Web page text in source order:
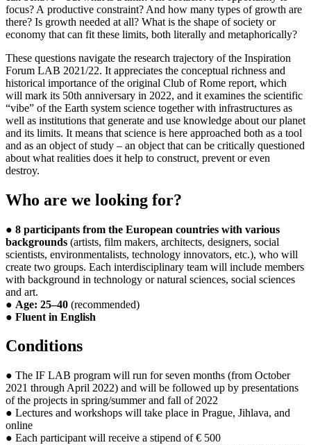
focus? A productive constraint? And how many types of growth are
there? Is growth needed at all? What is the shape of society or
economy that can fit these limits, both literally and metaphorically?
These questions navigate the research trajectory of the Inspiration
Forum LAB 2021/22. It appreciates the conceptual richness and
historical importance of the original Club of Rome report, which
will mark its 50th anniversary in 2022, and it examines the scientific
“vibe” of the Earth system science together with infrastructures as
well as institutions that generate and use knowledge about our planet
and its limits. It means that science is here approached both as a tool
and as an object of study – an object that can be critically questioned
about what realities does it help to construct, prevent or even
destroy.
Who are we looking for?
● 8 participants from the European countries with various
backgrounds (artists, film makers, architects, designers, social
scientists, environmentalists, technology innovators, etc.), who will
create two groups. Each interdisciplinary team will include members
with background in technology or natural sciences, social sciences
and art.
● Age: 25–40 (recommended)
● Fluent in English
Conditions
● The IF LAB program will run for seven months (from October
2021 through April 2022) and will be followed up by presentations
of the projects in spring/summer and fall of 2022
● Lectures and workshops will take place in Prague, Jihlava, and
online
● Each participant will receive a stipend of € 500